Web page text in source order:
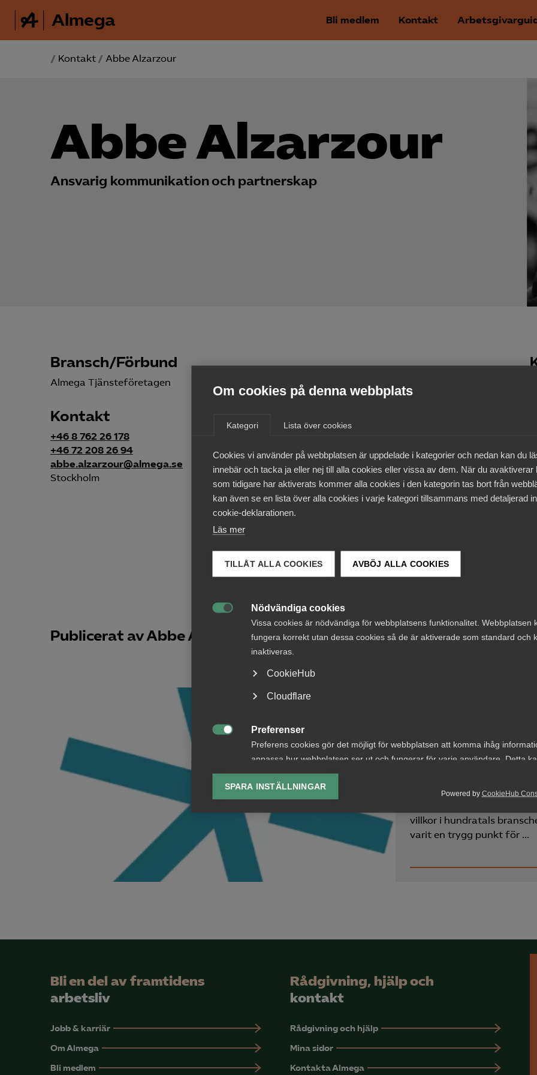
Om cookies på denna webbplats
Kategori Lista över cookies
Cookies vi använder på webbplatsen är uppdelade i kategorier och nedan kan du
innebär och tacka ja eller nej till alla cookies eller vissa av dem. När du avaktiverar
som tidigare har aktiverats kommer alla cookies i den kategorin tas bort från
kan även se en lista över alla cookies i varje kategori tillsammans med detaljerad
cookie-deklarationen.
Läs mer
TILLÅT ALLA COOKIES AVBÖJ ALLA COOKIES
Nödvändiga cookies
Vissa cookies är nödvändiga för webbplatsens funktionalitet. Webbplatsen
fungera korrekt utan dessa cookies så de är aktiverade som standard och
inaktiveras.
CookieHub
Cloudflare
Preferenser
Preferens cookies gör det möjligt för webbplatsen att komma ihåg
anpassa hur webbplatsen ser ut och fungerar för varje användare. Detta
lagring av vald valuta, region, språk eller färgschema.

Analys-cookies
Analyseringscookies hjälper oss förbättra webbplatsen genom att samla
information om hur den används.
visa relevanta och engagerande annonser.
Meta Pixel
LinkedIn Insight
Leadfeeder
Powered by CookieHub
SPARA INSTÄLLNINGAR
Almega Bli medlem Kontakt
/ Kontakt / Abbe Alzarzour
Abbe Alzarzour
Ansvarig kommunikation och partnerskap
Bransch/Förbund
Almega Tjänsteföretagen
Kontakt
+46 8 762 26 178
+46 72 208 26 94
abbe.alzarzour@almega.se
Stockholm
Publicerat av Abbe Alzarzour:
Vi söker
ESF-
Almega är Sveriges
tjänstesektorn. I över 100
villkor i hundratals
varit en trygg punkt för …
Bli en del av framtidens
arbetsliv
Jobb & karriär
Om Almega
Bli medlem
Rådgivning, hjälp och
kontakt
Rådgivning och hjälp
Mina sidor
Kontakta Almega